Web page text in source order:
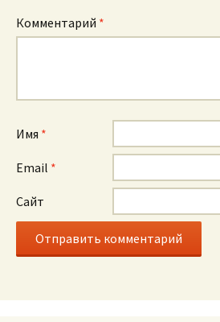
Комментарий *
Имя *
Email *
Сайт